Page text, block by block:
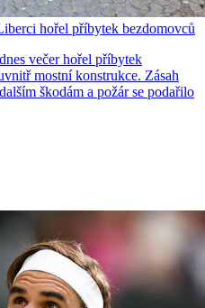
hořel příbytek bezdomovců
večer hořel příbytek
mostní konstrukce. Zásah
škodám a požár se podařilo